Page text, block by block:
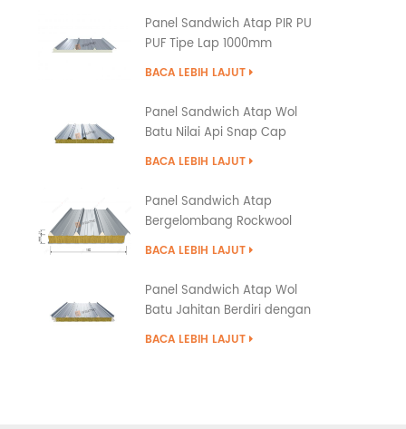
Panel Sandwich Atap PIR PU
PUF Tipe Lap 1000mm
BACA LEBIH LAJUT
Panel Sandwich Atap Wol
Batu Nilai Api Snap Cap
BACA LEBIH LAJUT
Panel Sandwich Atap
Bergelombang Rockwool
Tipe Tumpang Tindih
BACA LEBIH LAJUT
Panel Sandwich Atap Wol
Batu Jahitan Berdiri dengan
Penyegelan Tepi PU
BACA LEBIH LAJUT